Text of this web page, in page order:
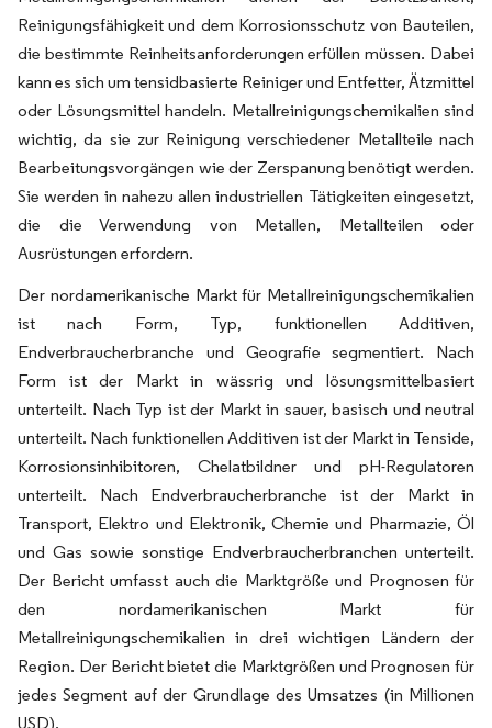
Reinigungsfähigkeit und dem Korrosionsschutz von Bauteilen,
die bestimmte Reinheitsanforderungen erfüllen müssen. Dabei
kann es sich um tensidbasierte Reiniger und Entfetter, Ätzmittel
oder Lösungsmittel handeln. Metallreinigungschemikalien sind
wichtig, da sie zur Reinigung verschiedener Metallteile nach
Bearbeitungsvorgängen wie der Zerspanung benötigt werden.
Sie werden in nahezu allen industriellen Tätigkeiten eingesetzt,
die die Verwendung von Metallen, Metallteilen oder
Ausrüstungen erfordern.
Der nordamerikanische Markt für Metallreinigungschemikalien
ist nach Form, Typ, funktionellen Additiven,
Endverbraucherbranche und Geografie segmentiert. Nach
Form ist der Markt in wässrig und lösungsmittelbasiert
unterteilt. Nach Typ ist der Markt in sauer, basisch und neutral
unterteilt. Nach funktionellen Additiven ist der Markt in Tenside,
Korrosionsinhibitoren, Chelatbildner und pH-Regulatoren
unterteilt. Nach Endverbraucherbranche ist der Markt in
Transport, Elektro und Elektronik, Chemie und Pharmazie, Öl
und Gas sowie sonstige Endverbraucherbranchen unterteilt.
Der Bericht umfasst auch die Marktgröße und Prognosen für
den nordamerikanischen Markt für
Metallreinigungschemikalien in drei wichtigen Ländern der
Region. Der Bericht bietet die Marktgrößen und Prognosen für
jedes Segment auf der Grundlage des Umsatzes (in Millionen
USD).